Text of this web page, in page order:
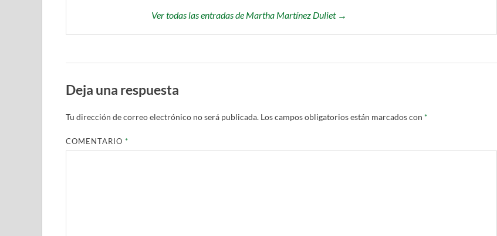
Ver todas las entradas de Martha Martínez Duliet →
Deja una respuesta
Tu dirección de correo electrónico no será publicada. Los campos obligatorios están marcados con *
COMENTARIO*